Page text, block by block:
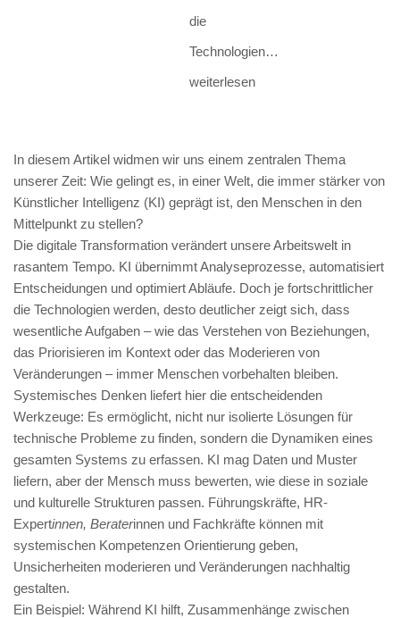
die
Technologien…
zur
Menschlichkeit:
Kompetenzen
digitalen
Wandel
gestalten.
weiterlesen
In diesem Artikel widmen wir uns einem zentralen Thema
unserer Zeit: Wie gelingt es, in einer Welt, die immer stärker von
Künstlicher Intelligenz (KI) geprägt ist, den Menschen in den
Mittelpunkt zu stellen?
Die digitale Transformation verändert unsere Arbeitswelt in
rasantem Tempo. KI übernimmt Analyseprozesse, automatisiert
Entscheidungen und optimiert Abläufe. Doch je fortschrittlicher
die Technologien werden, desto deutlicher zeigt sich, dass
wesentliche Aufgaben – wie das Verstehen von Beziehungen,
das Priorisieren im Kontext oder das Moderieren von
Veränderungen – immer Menschen vorbehalten bleiben.
Systemisches Denken liefert hier die entscheidenden
Werkzeuge: Es ermöglicht, nicht nur isolierte Lösungen für
technische Probleme zu finden, sondern die Dynamiken eines
gesamten Systems zu erfassen. KI mag Daten und Muster
liefern, aber der Mensch muss bewerten, wie diese in soziale
und kulturelle Strukturen passen. Führungskräfte, HR-
Expertinnen, Beraterinnen und Fachkräfte können mit
systemischen Kompetenzen Orientierung geben,
Unsicherheiten moderieren und Veränderungen nachhaltig
gestalten.
Ein Beispiel: Während KI hilft, Zusammenhänge zwischen